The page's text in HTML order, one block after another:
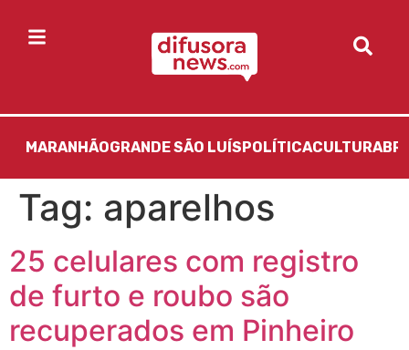
MARANHÃOGRANDE SÃO LUÍS POLÍTICACULTURA
Tag: aparelhos
25 celulares com registro
de furto e roubo são
recuperados em Pinheiro